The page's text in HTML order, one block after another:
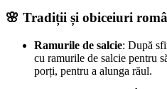
🌸 Tradiții și obiceiuri
Ramurile de salcie: După
cu ramurile de salcie pentru
porți, pentru a alunga răul.